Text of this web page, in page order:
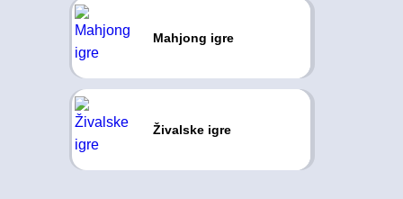
Mahjong igre
Živalske igre